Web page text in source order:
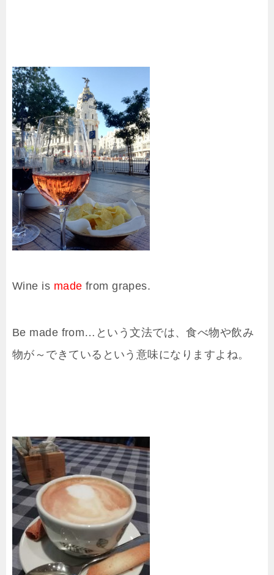
Wine is made from grapes.
Be made from…という文法では、食べ物や飲み
物が～できているという意味になりますよね。